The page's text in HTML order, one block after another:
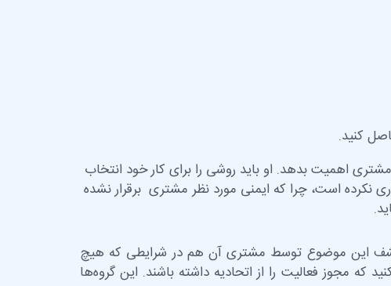
کنید.
اهمیت بدهد. او باید روشی را برای کار خود انتخاب
نکرده است، چرا که ایمنی مورد نظر مشتری برقرار نشده
کشف این موضوع توسط مشتری آن هم در شرایطی که هیچ
مجوز فعالیت را از اتحادیه داشته باشند. این گروه‌ها